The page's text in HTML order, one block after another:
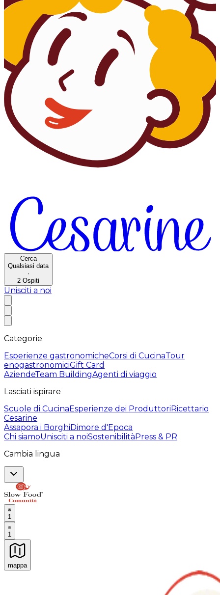
Cerca
Qualsiasi data
·
2 Ospiti
Unisciti a noi
Categorie
Esperienze gastronomicheCorsi di CucinaTour
enogastronomiciGift Card
AziendeTeam BuildingAgenti di viaggio
Lasciati ispirare
Scuole di CucinaEsperienze dei ProduttoriRicettario
Cesarine
Assapora i BorghiDimore d'Epoca
Chi siamoUnisciti a noiSostenibilitàPress & PR
Cambia lingua
1
1
mappa
Esperienze culinarie indimenticabili: Esperienze